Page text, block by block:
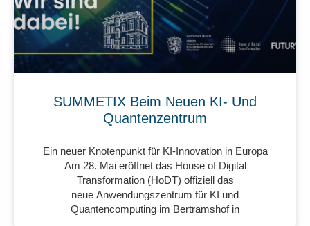
SUMMETIX Beim Neuen KI- Und
Quantenzentrum
Ein neuer Knotenpunkt für KI-Innovation in Europa
Am 28. Mai eröffnet das House of Digital
Transformation (HoDT) offiziell das
neue Anwendungszentrum für KI und
Quantencomputing im Bertramshof in